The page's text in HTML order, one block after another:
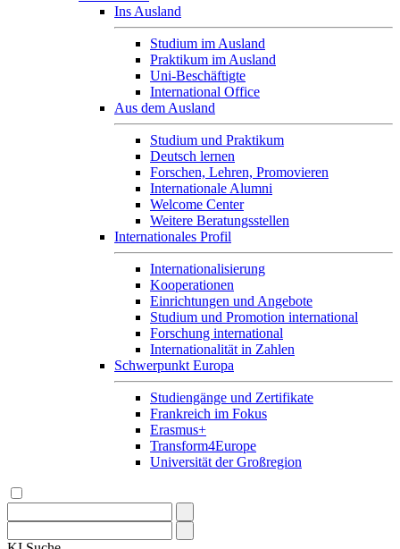
Ins Ausland
Studium im Ausland
Praktikum im Ausland
Uni-Beschäftigte
International Office
Aus dem Ausland
Studium und Praktikum
Deutsch lernen
Forschen, Lehren, Promovieren
Internationale Alumni
Welcome Center
Weitere Beratungsstellen
Internationales Profil
Internationalisierung
Kooperationen
Einrichtungen und Angebote
Studium und Promotion international
Forschung international
Internationalität in Zahlen
Schwerpunkt Europa
Studiengänge und Zertifikate
Frankreich im Fokus
Erasmus+
Transform4Europe
Universität der Großregion